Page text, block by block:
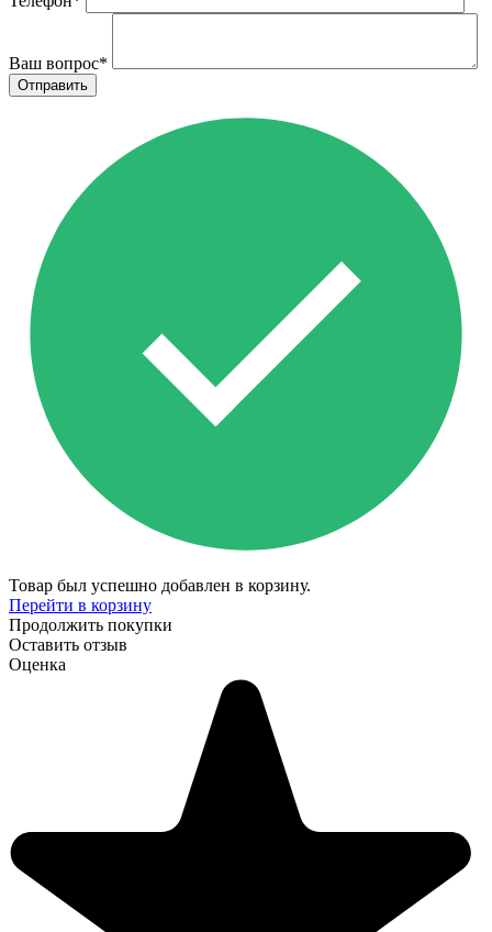
Ваш вопрос*
Товар был успешно добавлен в корзину.
Перейти в корзину
Продолжить покупки
Оставить отзыв
Оценка